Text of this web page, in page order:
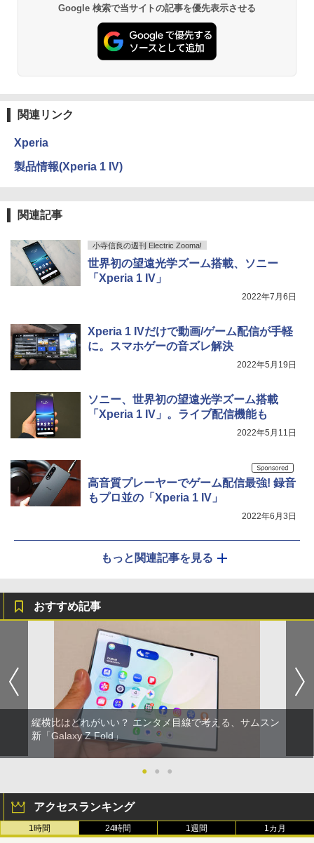
Google 検索で当サイトの記事を優先表示させる
関連リンク
Xperia
製品情報(Xperia 1 IV)
関連記事
小寺信良の週刊 Electric Zooma!
世界初の望遠光学ズーム搭載、ソニー
「Xperia 1 IV」
2022年7月6日
Xperia 1 IVだけで動画/ゲーム配信が手軽
に。スマホゲーの音ズレ解決
2022年5月19日
ソニー、世界初の望遠光学ズーム搭載
「Xperia 1 IV」。ライブ配信機能も
2022年5月11日
高音質プレーヤーでゲーム配信最強! 録音
もプロ並の「Xperia 1 IV」
2022年6月3日
もっと関連記事を見る
おすすめ記事
縦横比はどれがいい？ エンタメ目線で考える、サムスン
新「Galaxy Z Fold」
● ● ●
アクセスランキング
1時間 24時間 1週間 1カ月